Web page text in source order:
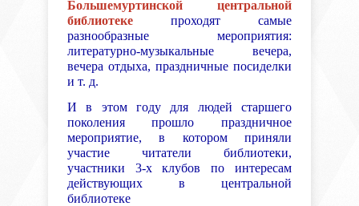
Большемуртинской центральной
библиотеке проходят самые
разнообразные мероприятия:
литературно-музыкальные вечера,
вечера отдыха, праздничные посиделки
и т. д.
И в этом году для людей старшего
поколения прошло праздничное
мероприятие, в котором приняли
участие читатели библиотеки,
участники 3-х клубов по интересам
действующих в центральной
библиотеке